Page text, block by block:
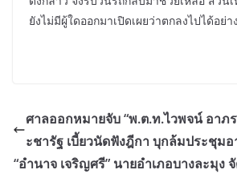
ยังไม่มีผู้ใดออกมาเปิดเผยว่าตกลงไปได้อย่า
ศาลออกหมายจับ “พ.ต.ท.ไวพจน์ อาภ
ะชารัฐ เบี้ยวนัดฟังฎีกา บุกล้มประชุม
“อำนาจ เจริญศรี” นายอำเภอบางละมุ